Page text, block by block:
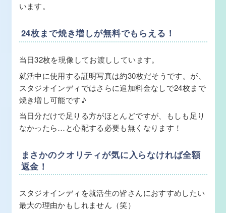
います。
24枚まで焼き増しが無料でもらえる！
当日32枚を現像してお渡ししています。
就活中に使用する証明写真は約30枚だそうです。が、
スタジオインディではさらに追加料金なしで24枚まで
焼き増し可能です♪
当日分だけで足りる方がほとんどですが、もしも足り
なかったら…と心配する必要も無くなります！
まさかのクオリティが気に入らなければ全額
返金！
スタジオインディを就活生の皆さんにおすすめしたい
最大の理由かもしれません（笑）